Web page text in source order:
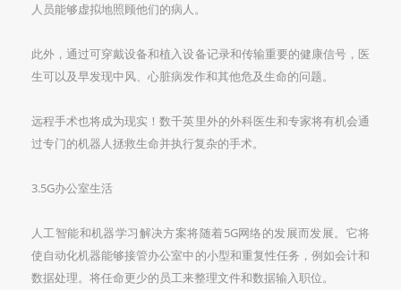
人员能够虚拟地照顾他们的病人。
此外，通过可穿戴设备和植入设备记录和传输重要的健康信号，医
生可以及早发现中风、心脏病发作和其他危及生命的问题。
远程手术也将成为现实！数千英里外的外科医生和专家将有机会通
过专门的机器人拯救生命并执行复杂的手术。
3.5G办公室生活
人工智能和机器学习解决方案将随着5G网络的发展而发展。它将
使自动化机器能够接管办公室中的小型和重复性任务，例如会计和
数据处理。将任命更少的员工来整理文件和数据输入职位。